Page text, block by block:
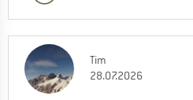
Tim
28.07.2026